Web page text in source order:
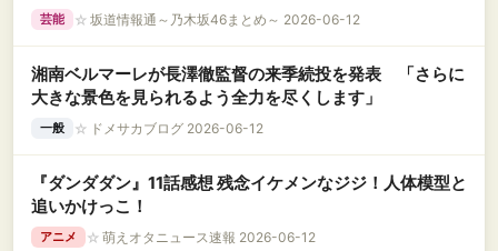
芸能 ☆ 坂道情報通～乃木坂46まとめ～ 2026-06-12
湘南ベルマーレが長澤徹監督の来季続投を発表 「さらに
大きな景色を見られるよう全力を尽くします」
一般 ☆ ドメサカブログ 2026-06-12
『ダンダダン』11話感想 残念イケメンなジジ！人体模型と
追いかけっこ！
アニメ ☆ 萌えオタニュース速報 2026-06-12